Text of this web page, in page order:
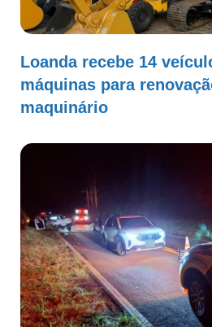
Loanda recebe 14
máquinas para
maquinário